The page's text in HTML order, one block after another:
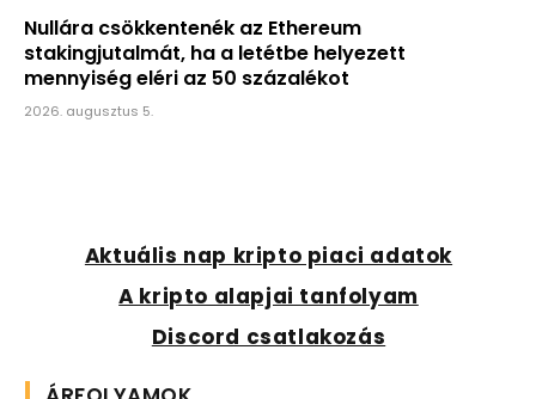
Nullára csökkentenék az Ethereum
stakingjutalmát, ha a letétbe helyezett
mennyiség eléri az 50 százalékot
2026. augusztus 5.
Aktuális nap kripto piaci adatok
A kripto alapjai tanfolyam
Discord csatlakozás